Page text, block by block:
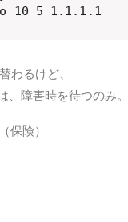
10 5 1.1.1.1
わるけど、
障害時を待つのみ。
保険）